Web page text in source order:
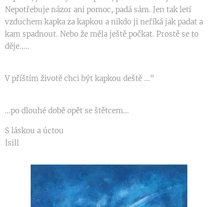
Nepotřebuje názor ani pomoc, padá sám. Jen tak letí
vzduchem kapka za kapkou a nikdo ji neříká jak padat a
kam spadnout. Nebo že měla ještě počkat. Prostě se to
děje.....
V příštím životě chci být kapkou deště ..."
...po dlouhé době opět se štětcem...
S láskou a úctou
Isill